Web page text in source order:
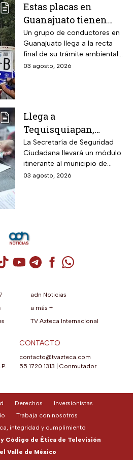
Estas placas en
Guanajuato tienen
hasta el 31 de agosto
2026 para realizar la
verificación
vehicular o habrá
Un grupo de conductores en
Guanajuato llega a la recta
final de su trámite ambiental
semestral. El descuido cuesta
03 agosto, 2026
Llega a
Tequisquiapan,
Querétaro, unidad
móvil de licencia de
conducir este martes
4 de agosto: los cupos
La Secretaría de Seguridad
Ciudadana llevará un módulo
itinerante al municipio de
Tequisquiapan, en Querétaro,
03 agosto, 2026
de X / Twitter (se abre en una
de Instagram (se abre en una
Cuenta de TikTok (se abre en
Cuenta de YouTube (se abre
Cuenta de Telegram (se
Cuenta de
Cuenta de
adn Noticias
a más +
TV Azteca Internacional
CONTACTO
contacto@tvazteca.com
55 1720 1313
Conmutador
Derechos
Inversionistas
Trabaja con nosotros
integridad y cumplimiento
Código de Ética de Televisión
Valle de México